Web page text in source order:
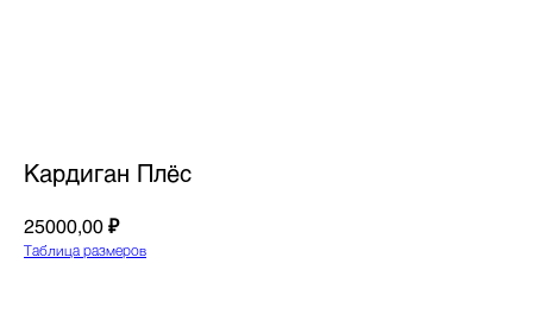
Кардиган Плёс
25000,00 ₽
Таблица размеров